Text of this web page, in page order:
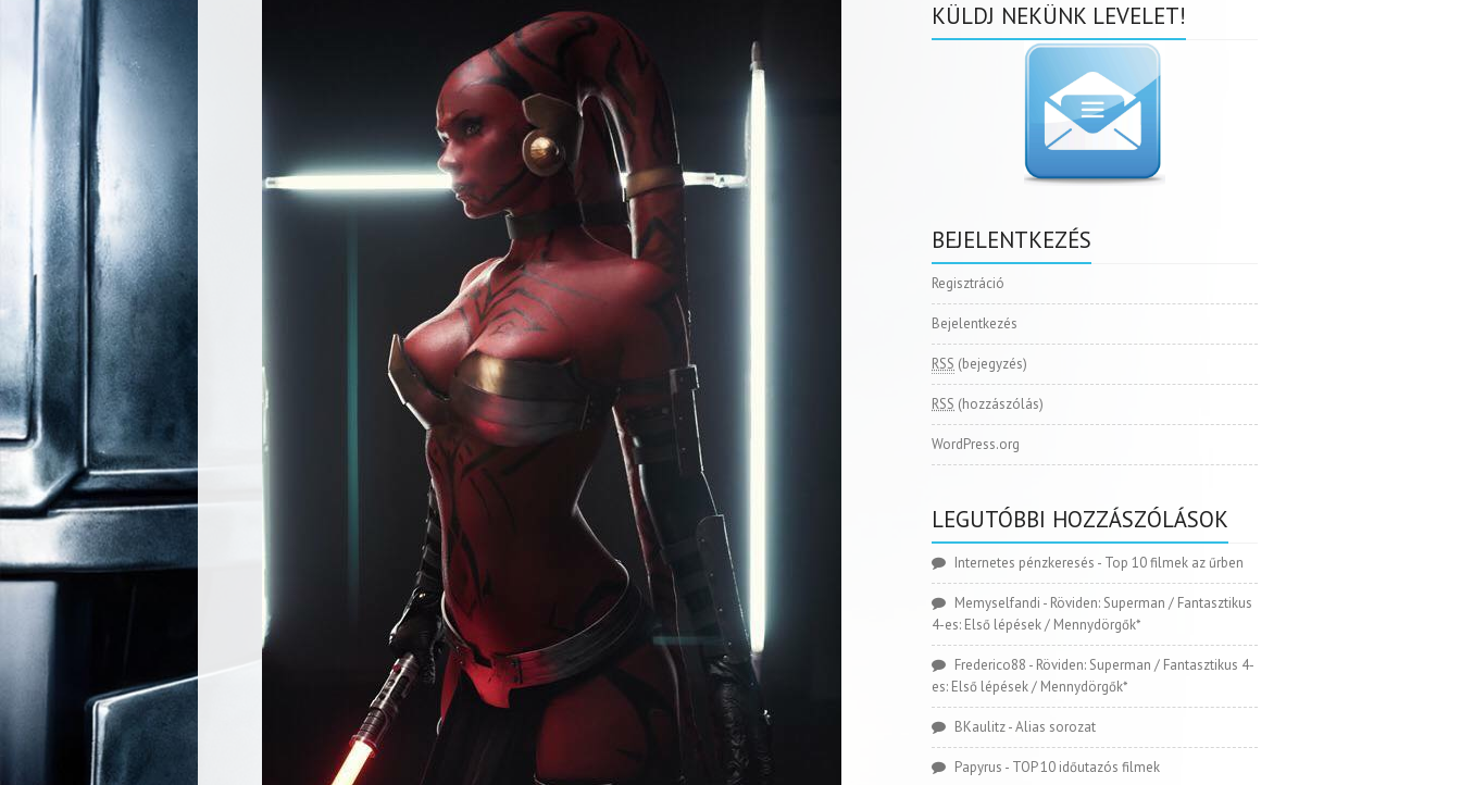
KÜLDJ NEKÜNK LEVELET!
BEJELENTKEZÉS
Regisztráció
Bejelentkezés
RSS (bejegyzés)
RSS (hozzászólás)
WordPress.org
LEGUTÓBBI HOZZÁSZÓLÁSOK
Internetes pénzkeresés - Top 10 filmek az űrben
Memyselfandi - Röviden: Superman / Fantasztikus
4-es: Első lépések / Mennydörgők*
Frederico88 - Röviden: Superman / Fantasztikus 4-
es: Első lépések / Mennydörgők*
BKaulitz-Alias sorozat
Papyrus - TOP 10 időutazós filmek